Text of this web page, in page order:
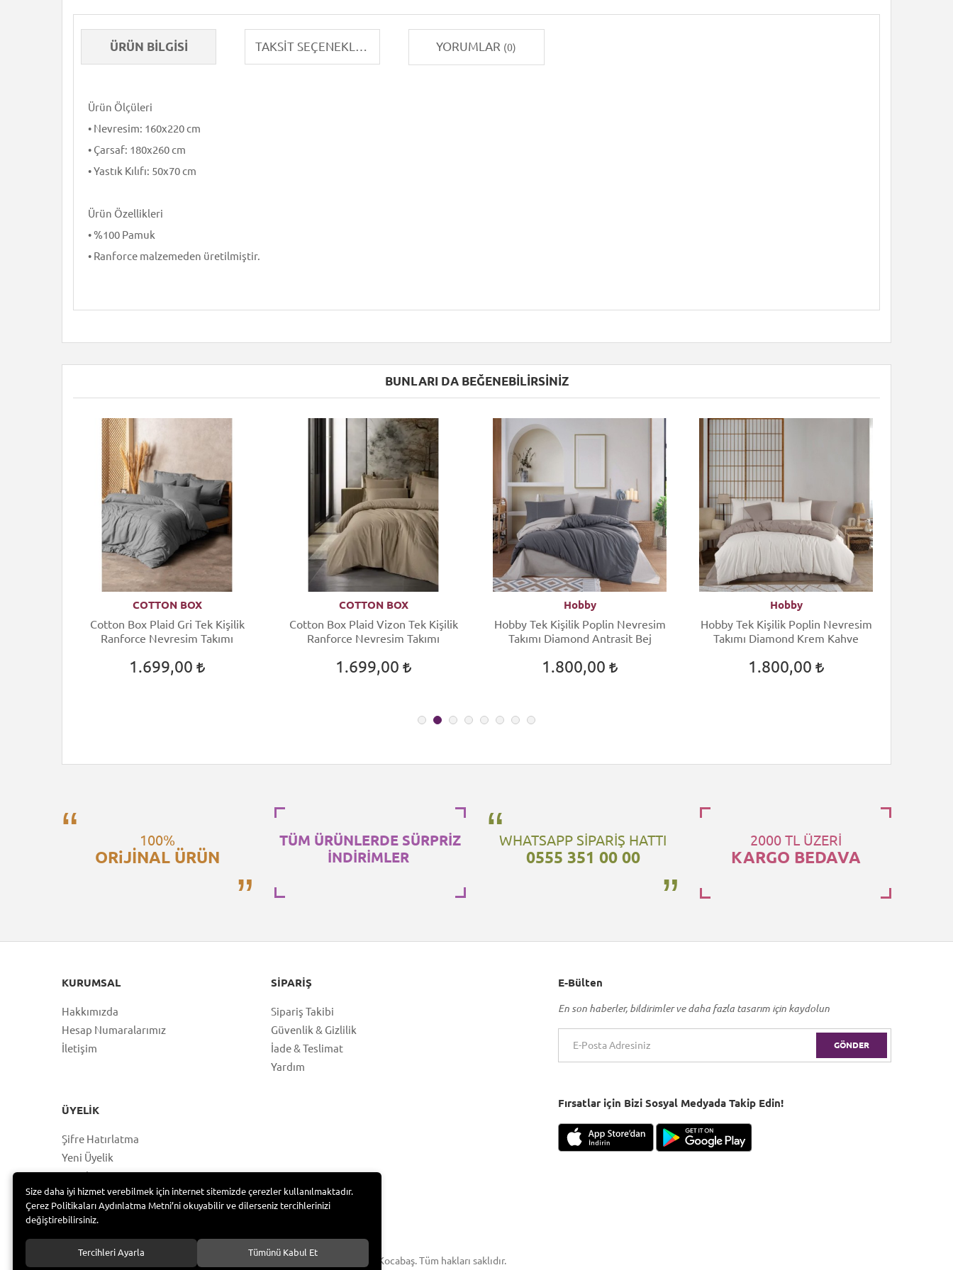
ÜRÜN BILGISI TAKSIT SEÇENEKLERI YORUMLAR (0)
Ürün Ölçüleri
• Nevresim: 160x220 cm
• Çarsaf: 180x260 cm
• Yastık Kılıfı: 50x70 cm
Ürün Özellikleri
• %100 Pamuk
• Ranforce malzemeden üretilmiştir.
BUNLARI DA BEĞENEBILIRSINIZ
COTTON BOX
Cotton Box Plaid Gri Tek Kişilik
Ranforce Nevresim Takımı
1.699,00
COTTON BOX
Cotton Box Plaid Vizon Tek Kişilik
Ranforce Nevresim Takımı
1.699,00
Hobby
Hobby Tek Kişilik Poplin Nevresim
Takımı Diamond Antrasit Bej
1.800,00
Hobby
Hobby Tek Kişilik Poplin Nevresim
Takımı Diamond Krem Kahve
1.800,00
100%
ORiJİNAL ÜRÜN
TÜM ÜRÜNLERDE SÜRPRİZ
İNDİRİMLER
WHATSAPP SİPARİŞ HATTI
0555 351 00 00
2000 TL ÜZERİ
KARGO BEDAVA
KURUMSAL
Hakkımızda
Hesap Numaralarımız
İletişim
SIPARIŞ
Sipariş Takibi
Güvenlik & Gizlilik
İade & Teslimat
Yardım
ÜYELIK
Şifre Hatırlatma
Yeni Üyelik
Hesabım
Üye Girişi
E-Bülten
En son haberler, bildirimler ve daha fazla tasarım için kaydolun
GÖNDER
Fırsatlar için Bizi Sosyal Medyada Takip Edin!
Bayramoğlu Group / Adem Tufan Kocabaş. Tüm hakları saklıdır.
Size daha iyi hizmet verebilmek için internet sitemizde çerezler kullanılmaktadır.
Çerez Politikaları Aydınlatma Metni’ni okuyabilir ve dilerseniz tercihlerinizi
değiştirebilirsiniz.
Tercihleri Ayarla Tümünü Kabul Et